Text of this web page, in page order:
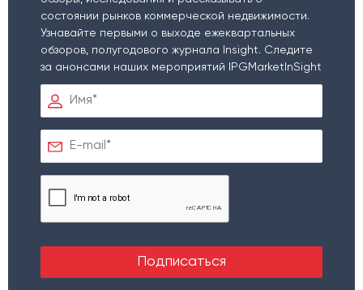
состоянии рынков коммерческой недвижимости.
Узнавайте первыми о выходе ежеквартальных
обзоров, полугодового журнала Insight. Следите
за анонсами наших мероприятий IPGMarketInSight